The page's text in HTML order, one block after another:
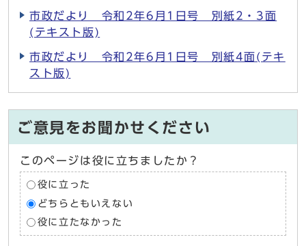
市政だより 令和2年6月1日号 別紙2・3面
(テキスト版)
市政だより 令和2年6月1日号 別紙4面(テキ
スト版)
ご意見をお聞かせください
このページは役に立ちましたか？
役に立った
どちらともいえない
役に立たなかった